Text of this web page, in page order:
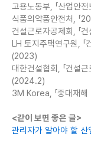
고용노동부, 「산업안
식품의약품안전처, 「
건설근로자공제회, 「
LH 토지주택연구원, 「
(2023)
대한건설협회, 「건설
(2024.2)
3M Korea, 「중대재해
<같이 보면 좋은 글>
관리자가 알아야 할 산